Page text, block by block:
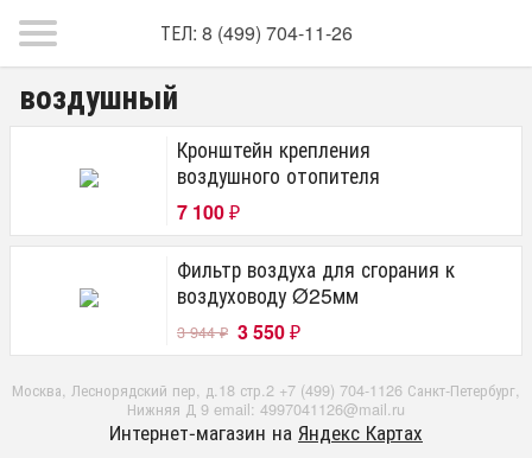
ТЕЛ: 8 (499) 704-11-26
воздушный
Кронштейн крепления
воздушного отопителя
7 100 ₽
Фильтр воздуха для сгорания к
воздуховоду Ø25мм
3 944₽ 3 550 ₽
Москва, Леснорядский пер, д.18 стр.2 +7 (499) 704-1126 Санкт-Петербург,
Нижняя Д 9 email: 4997041126@mail.ru
Интернет-магазин на Яндекс Картах